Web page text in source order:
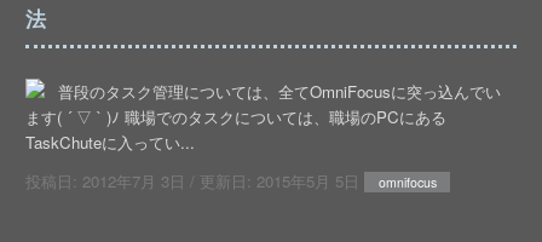
法
普段のタスク管理については、全てOmniFocusに突っ込んでい
ます( ´ ▽ ` )ﾉ 職場でのタスクについては、職場のPCにある
TaskChuteに入ってい...
投稿日: 2012年7月 3日 / 更新日: 2015年5月 5日 omnifocus